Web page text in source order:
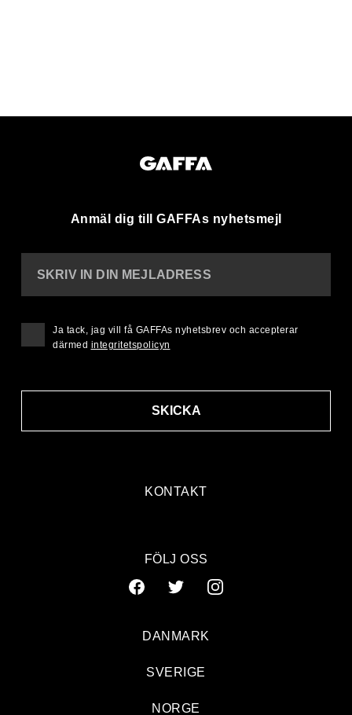
Anmäl dig till GAFFAs nyhetsmejl
KONTAKT
SKRIV IN DIN MEJLADRESS
SKICKA
Ja tack, jag vill få GAFFAs nyhetsbrev och accepterar
därmed integritetspolicyn
FÖLJ OSS
DANMARK
SVERIGE
NORGE